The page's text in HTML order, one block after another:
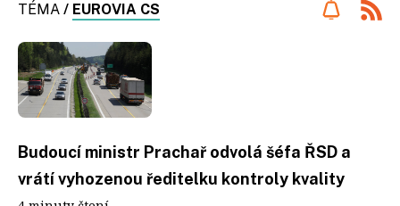
TÉMA / EUROVIA CS
Budoucí ministr Prachař odvolá šéfa ŘSD a
vrátí vyhozenou ředitelku kontroly kvality